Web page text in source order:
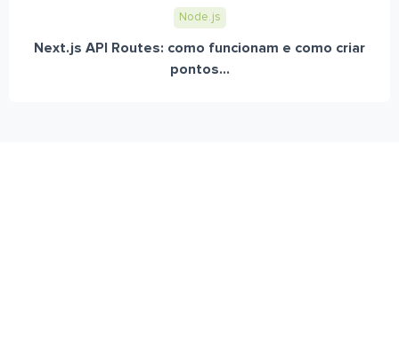
Node.js
Next.js API Routes: como funcionam e como criar
pontos...